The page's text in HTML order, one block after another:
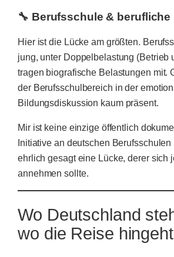
🔧 Berufsschule &
Hier ist die Lücke am größten.
jung, unter Doppelbelastung (Betrieb
tragen biografische Belastungen mit.
der Berufsschulbereich in der
Bildungsdiskussion kaum präsent.
Mir ist keine einzige öffentlich
Initiative an deutschen
ehrlich gesagt eine Lücke, derer sich
annehmen sollte.
Wo Deutschland
wo die Reise hingeht